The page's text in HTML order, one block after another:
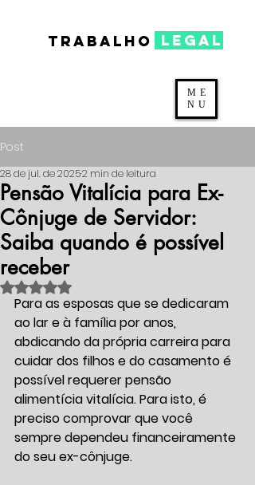
TRABALHO legal
ME
NU
Post
Pensão Vitalícia para Ex-
Cônjuge de Servidor:
Saiba quando é possível
receber
28 de jul. de 20252 min de leitura
Avaliado com NaN de 5 estrelas.
Para as esposas que se dedicaram
ao lar e à família por anos,
abdicando da própria carreira para
cuidar dos filhos e do casamento é
possível requerer pensão
alimentícia vitalícia. Para isto, é
preciso comprovar que você
sempre dependeu financeiramente
do seu ex-cônjuge.